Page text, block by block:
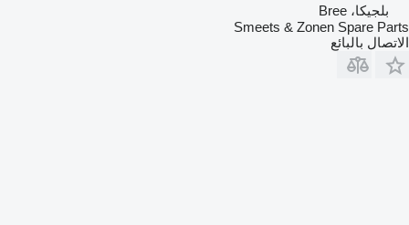
بلجيكا، Bree
Smeets & Zonen Spare Parts
الاتصال بالبائع